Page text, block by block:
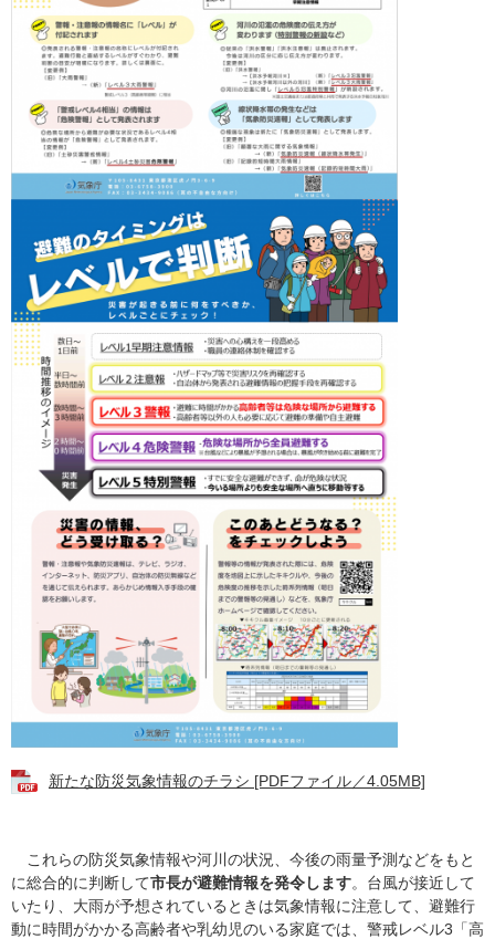
新たな防災気象情報のチラシ [PDFファイル／4.05MB]
これらの防災気象情報や河川の状況、今後の雨量予測などをもと
に総合的に判断して市長が避難情報を発令します。台風が接近して
いたり、大雨が予想されているときは気象情報に注意して、避難行
動に時間がかかる高齢者や乳幼児のいる家庭では、警戒レベル3「高